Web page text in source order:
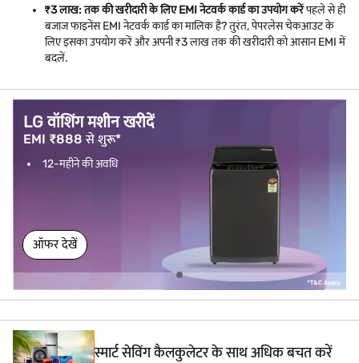
₹3 लाख: तक की खरीदारी के लिए EMI नेटवर्क कार्ड का उपयोग करेंपहले से ही
बजाज फाइनेंस EMI नेटवर्क कार्ड का मालिक है? तुरंत, पेपरलेस चेकआउट के
लिए इसका उपयोग करें और अपनी ₹3 लाख तक की खरीदारी को आसान EMI में
बदलें.
LG वॉशिंग मशीन खरीदें
EMI ₹888 से शुरू*
12-महीने की अवधि
ऑफर देखें
स्मार्ट सेविंग कैलकुलेटर के साथ अधिक बचत करें